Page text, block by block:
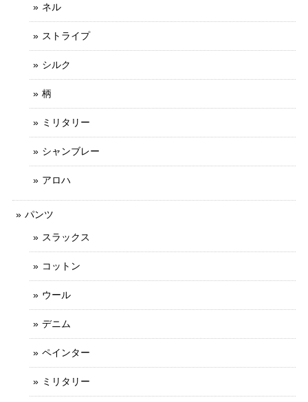
ネル
ストライプ
シルク
柄
ミリタリー
シャンブレー
アロハ
パンツ
スラックス
コットン
ウール
デニム
ペインター
ミリタリー